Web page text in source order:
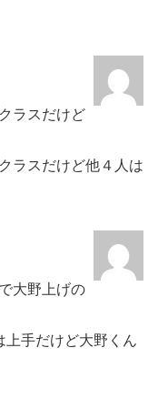
ラスだけど
ラスだけど他４人は
大野上げの
上手だけど大野くん